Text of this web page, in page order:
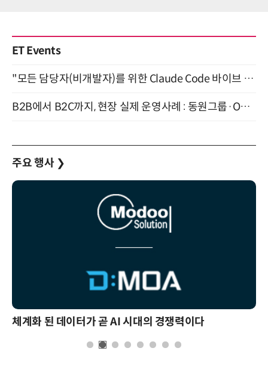
ET Events
"모든 담당자(비개발자)를 위한 Claude Code 바이브 코딩 2-day 부트캠프" 9월 16~17일 개최
B2B에서 B2C까지, 현장 실제 운영사례 : 동원그룹·OCI·다이닝브랜즈그룹·당근 (8/27)
주요 행사 ❯
체계화 된 데이터가 곧 AI 시대의 경쟁력이다